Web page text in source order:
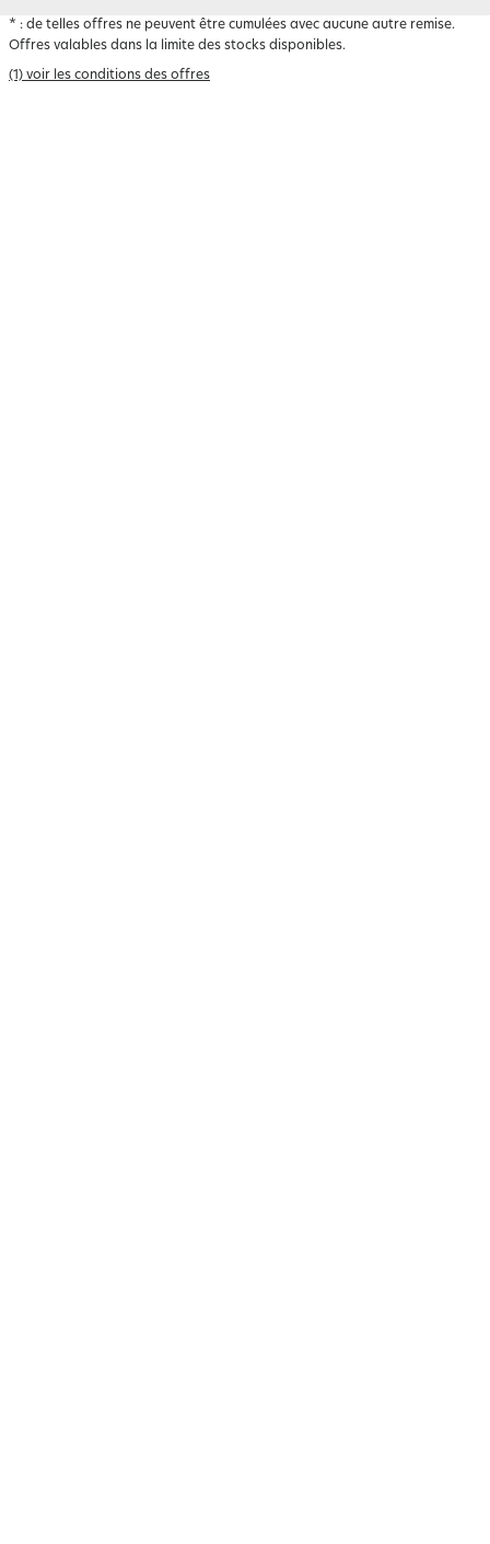
* : de telles offres ne peuvent être cumulées avec aucune autre remise.
Offres valables dans la limite des stocks disponibles.
(1) voir les conditions des offres